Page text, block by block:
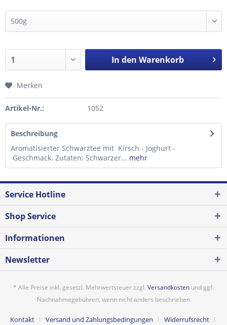
In den Warenkorb
Merken
Artikel-Nr.: 1052
Beschreibung
Aromatisierter Schwarztee mit Kirsch - Joghurt -
Geschmack. Zutaten: Schwarzer... mehr
Service Hotline
Shop Service
Informationen
Newsletter
* Alle Preise inkl. gesetzl. Mehrwertsteuer zzgl. Versandkosten und ggf.
Nachnahmegebühren, wenn nicht anders beschrieben
Kontakt Versand und Zahlungsbedingungen Widerrufsrecht